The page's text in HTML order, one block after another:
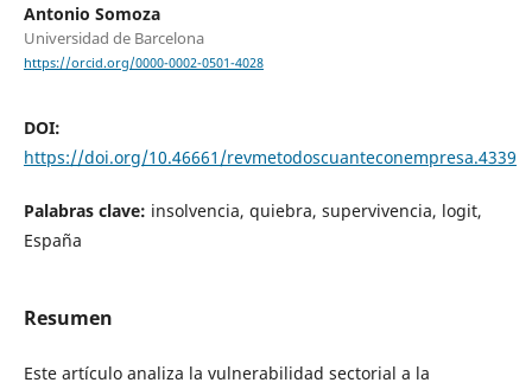
Antonio Somoza
Universidad de Barcelona
https://orcid.org/0000-0002-0501-4028
DOI:
https://doi.org/10.46661/revmetodoscuanteconempresa.4339
Palabras clave: insolvencia, quiebra, supervivencia, logit,
España
Resumen
Este artículo analiza la vulnerabilidad sectorial a la